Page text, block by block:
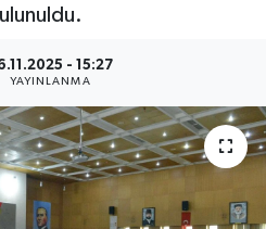
- 15:27
YAYINLANMA